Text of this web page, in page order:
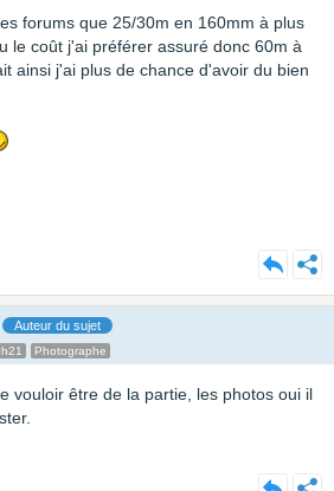
forums que 25/30m en 160mm à plus
le coût j'ai préférer assuré donc 60m à
ainsi j'ai plus de chance d'avoir du bien
Auteur du sujet
Photographe
vouloir être de la partie, les photos oui il